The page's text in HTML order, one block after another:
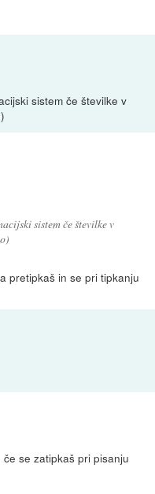
sistem če številke v
sistem če številke v
pretipkaš in se pri tipkanju
se zatipkaš pri pisanju